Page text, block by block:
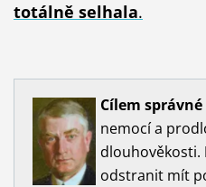
totálně selhala.
Cílem správné
nemocí a
dlouhověkosti.
odstranit mít